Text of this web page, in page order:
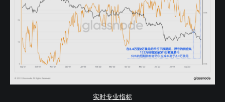
实时专业指标